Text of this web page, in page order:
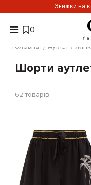
Знижки на
0
Головна Аутлет
Шорти
62 товарів